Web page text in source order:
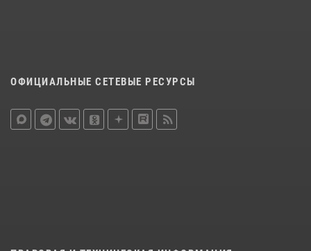
ОФИЦИАЛЬНЫЕ СЕТЕВЫЕ РЕСУРСЫ